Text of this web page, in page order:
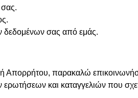
δεδομένων σας από εμάς.
Απορρήτου, παρακαλώ
και καταγγελιών που